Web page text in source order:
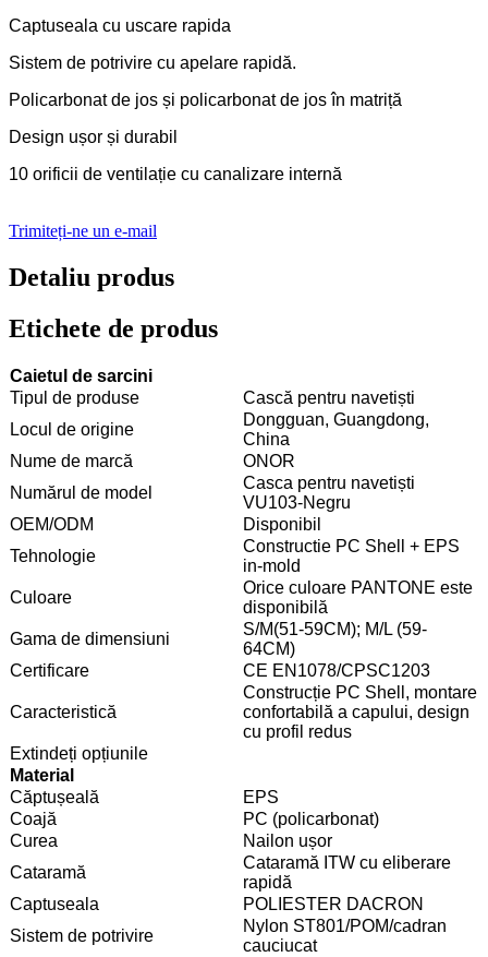
Captuseala cu uscare rapida
Sistem de potrivire cu apelare rapidă.
Policarbonat de jos și policarbonat de jos în matriță
Design ușor și durabil
10 orificii de ventilație cu canalizare internă
Trimiteți-ne un e-mail
Detaliu produs
Etichete de produs
Caietul de sarcini
Tipul de produse
Cască pentru navetiști
Locul de origine
Dongguan, Guangdong,
China
Nume de marcă
ONOR
Numărul de model
Casca pentru navetiști
VU103-Negru
OEM/ODM
Disponibil
Tehnologie
Constructie PC Shell + EPS
in-mold
Culoare
Orice culoare PANTONE este
disponibilă
Gama de dimensiuni
S/M(51-59CM); M/L (59-
64CM)
Certificare
CE EN1078/CPSC1203
Caracteristică
Construcție PC Shell, montare
confortabilă a capului, design
cu profil redus
Extindeți opțiunile
Material
Căptușeală
EPS
Coajă
PC (policarbonat)
Curea
Nailon ușor
Cataramă
Cataramă ITW cu eliberare
rapidă
Captuseala
POLIESTER DACRON
Sistem de potrivire
Nylon ST801/POM/cadran
cauciucat